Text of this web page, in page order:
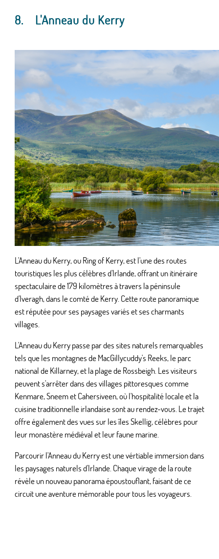
8. L'Anneau du Kerry
L'Anneau du Kerry, ou Ring of Kerry, est l'une des routes
touristiques les plus célèbres d'Irlande, offrant un itinéraire
spectaculaire de 179 kilomètres à travers la péninsule
d'Iveragh, dans le comté de Kerry. Cette route panoramique
est réputée pour ses paysages variés et ses charmants
villages.
L'Anneau du Kerry passe par des sites naturels remarquables
tels que les montagnes de MacGillycuddy's Reeks, le parc
national de Killarney, et la plage de Rossbeigh. Les visiteurs
peuvent s'arrêter dans des villages pittoresques comme
Kenmare, Sneem et Cahersiveen, où l'hospitalité locale et la
cuisine traditionnelle irlandaise sont au rendez-vous. Le trajet
offre également des vues sur les îles Skellig, célèbres pour
leur monastère médiéval et leur faune marine.
Parcourir l'Anneau du Kerry est une vértiable immersion dans
les paysages naturels d'Irlande. Chaque virage de la route
révèle un nouveau panorama époustouflant, faisant de ce
circuit une aventure mémorable pour tous les voyageurs.